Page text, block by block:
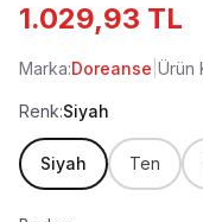
1.029,93 TL
Marka:Doreanse Ürün
Renk:Siyah
Siyah Ten